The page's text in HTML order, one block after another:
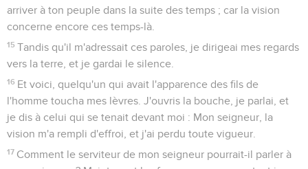
arriver à ton peuple dans la suite des temps ; car la vision
concerne encore ces temps-là.
15 Tandis qu'il m'adressait ces paroles, je dirigeai mes regards
vers la terre, et je gardai le silence.
16 Et voici, quelqu'un qui avait l'apparence des fils de
l'homme toucha mes lèvres. J'ouvris la bouche, je parlai, et
je dis à celui qui se tenait devant moi : Mon seigneur, la
vision m'a rempli d'effroi, et j'ai perdu toute vigueur.
17 Comment le serviteur de mon seigneur pourrait-il parler à